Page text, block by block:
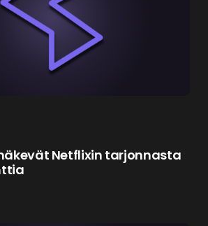
Netflixin tarjonnasta